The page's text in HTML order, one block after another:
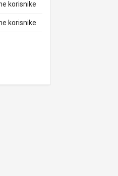
korisnike
korisnike